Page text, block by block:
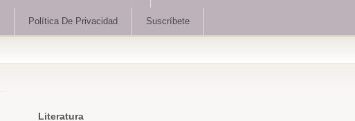
Política De Privacidad Suscríbete
Literatura